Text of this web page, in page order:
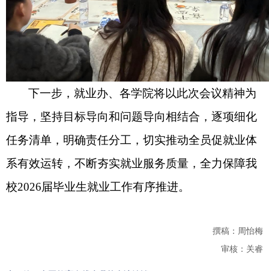
下一步，就业办、各学院将以此次会议精神为
指导，坚持目标导向和问题导向相结合，逐项细化
任务清单，明确责任分工，切实推动全员促就业体
系有效运转，不断夯实就业服务质量，全力保障我
校2026届毕业生就业工作有序推进。
撰稿：周怡梅
审核：关睿